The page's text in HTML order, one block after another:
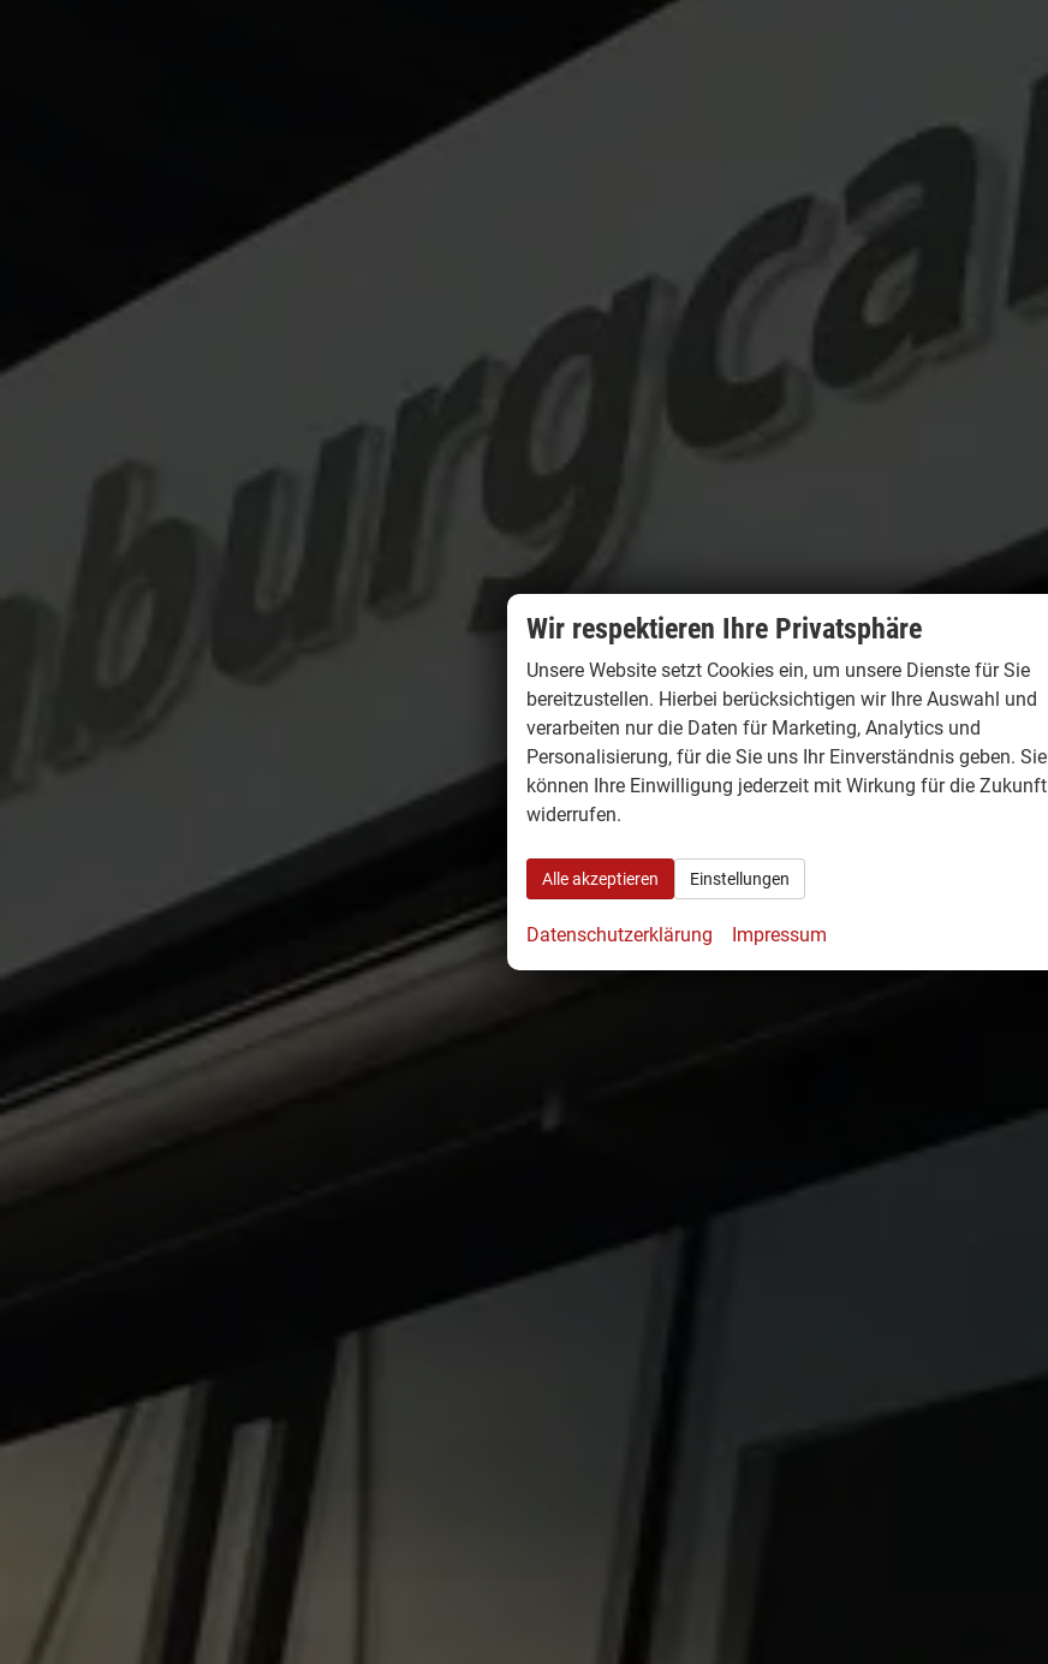
Wir respektieren Ihre Privatsphäre
Unsere Website setzt Cookies ein, um unsere Dienste für Sie
bereitzustellen. Hierbei berücksichtigen wir Ihre Auswahl und
verarbeiten nur die Daten für Marketing, Analytics und
Personalisierung, für die Sie uns Ihr Einverständnis geben. Sie
können Ihre Einwilligung jederzeit mit Wirkung für die Zukunft
widerrufen.
Alle akzeptieren Einstellungen
Datenschutzerklärung Impressum